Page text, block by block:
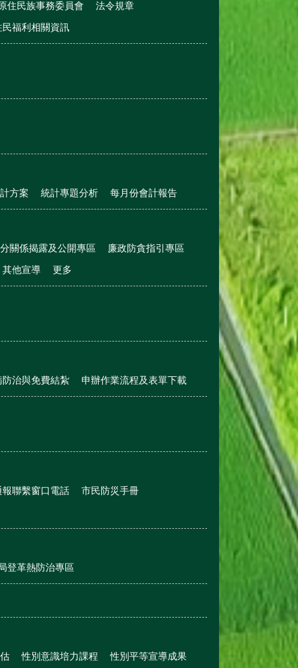
住民族事務委員會 法令規章
民福利相關資訊
方案 統計專題分析 每月份會計報告
關係揭露及公開專區 廉政防貪指引專區
其他宣導 更多
防治與免費結紮 申辦作業流程及表單下載
報聯繫窗口電話 市民防災手冊
登革熱防治專區
性別意識培力課程 性別平等宣導成果